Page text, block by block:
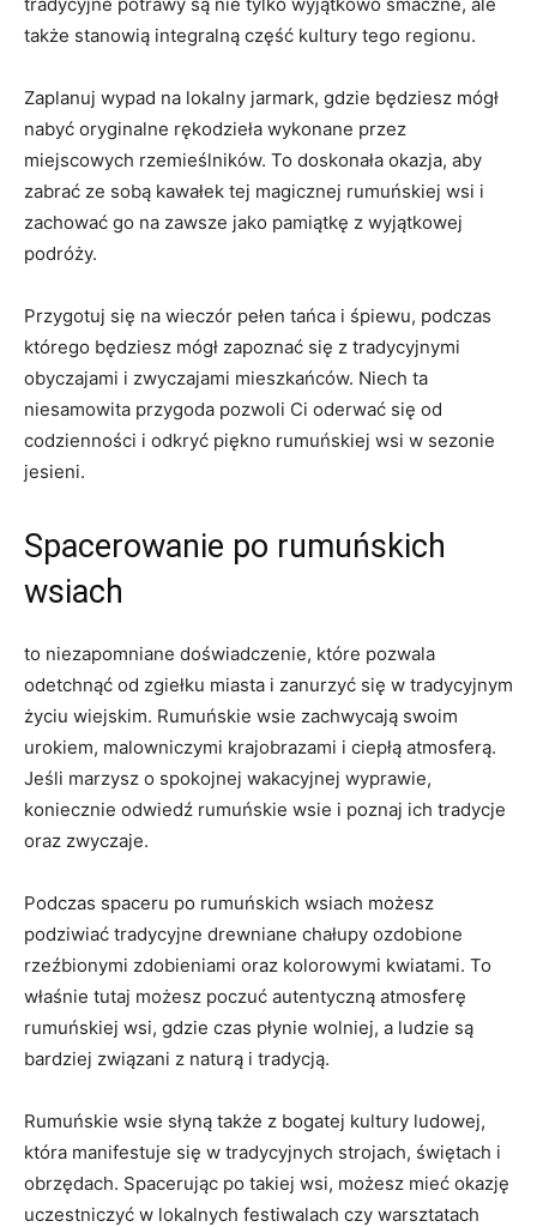
także stanowią integralną część kultury tego regionu.
Zaplanuj wypad na‍ lokalny jarmark,‍ gdzie będziesz mógł
nabyć oryginalne⁣ rękodzieła wykonane przez
miejscowych rzemieślników. ‌To⁣ doskonała okazja, aby
zabrać ze sobą kawałek ‍tej magicznej rumuńskiej wsi⁣ i
zachować go na zawsze jako pamiątkę z wyjątkowej
podróży.
Przygotuj się na wieczór pełen tańca i⁢ śpiewu, podczas
którego ⁢będziesz⁢ mógł zapoznać ​się ​z tradycyjnymi
obyczajami i zwyczajami mieszkańców.⁤ Niech ta
niesamowita przygoda pozwoli Ci oderwać się od
codzienności i ​odkryć⁢ piękno rumuńskiej wsi w sezonie
jesieni.
Spacerowanie po ⁤rumuńskich
wsiach
to niezapomniane doświadczenie, które pozwala
odetchnąć ‍od zgiełku miasta i zanurzyć się‌ w tradycyjnym
życiu wiejskim.​ Rumuńskie wsie zachwycają swoim
urokiem, malowniczymi⁤ krajobrazami i ⁢ciepłą atmosferą.
Jeśli marzysz o spokojnej⁤ wakacyjnej wyprawie,
⁣koniecznie odwiedź rumuńskie wsie i poznaj ich tradycje
oraz zwyczaje.
Podczas spaceru po rumuńskich wsiach możesz​
podziwiać⁢ tradycyjne drewniane chałupy ozdobione
rzeźbionymi zdobieniami oraz⁣ kolorowymi kwiatami. To
właśnie⁢ tutaj ​możesz poczuć​ autentyczną atmosferę
⁣rumuńskiej ⁣wsi,​ gdzie czas płynie⁤ wolniej, a ludzie są
bardziej związani z naturą ⁤i tradycją.
Rumuńskie wsie słyną także z ​bogatej kultury ludowej,
która ⁢manifestuje się w tradycyjnych strojach, świętach i
obrzędach. Spacerując po takiej wsi, możesz ⁤mieć okazję
uczestniczyć w lokalnych ⁢festiwalach czy warsztatach